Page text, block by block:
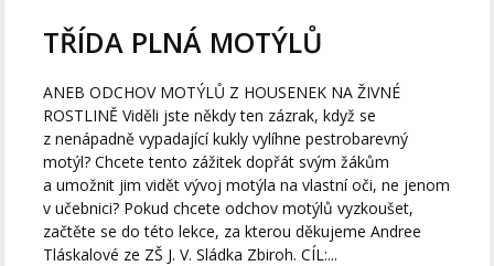
TŘÍDA PLNÁ MOTÝLŮ
ANEB ODCHOV MOTÝLŮ Z HOUSENEK NA ŽIVNÉ
ROSTLINĚ Viděli jste někdy ten zázrak, když se
z nenápadně vypadající kukly vylíhne pestrobarevný
motýl? Chcete tento zážitek dopřát svým žákům
a umožnit jim vidět vývoj motýla na vlastní oči, ne jenom
v učebnici? Pokud chcete odchov motýlů vyzkoušet,
začtěte se do této lekce, za kterou děkujeme Andree
Tláskalové ze ZŠ J. V. Sládka Zbiroh. CÍL:...